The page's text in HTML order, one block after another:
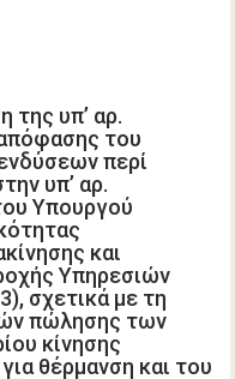
της υπ’ αρ.
του
περί
υπ’ αρ.
Υπουργού
και
Υπηρεσιών
σχετικά με τη
πώλησης των
κίνησης
θέρμανση και του